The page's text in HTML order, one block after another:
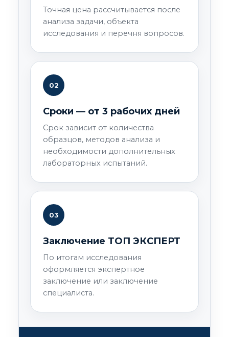
Точная цена рассчитывается после
анализа задачи, объекта
исследования и перечня вопросов.
02
Сроки — от 3 рабочих дней
Срок зависит от количества
образцов, методов анализа и
необходимости дополнительных
лабораторных испытаний.
03
Заключение ТОП ЭКСПЕРТ
По итогам исследования
оформляется экспертное
заключение или заключение
специалиста.